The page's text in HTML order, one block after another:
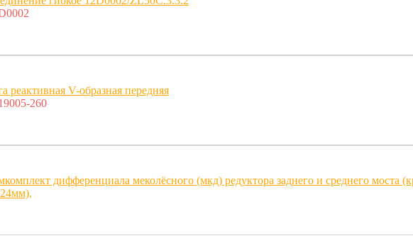
реактивная V-образная передняя
260
дифференциала меколёсного (мкд) редуктора заднего и среднего моста